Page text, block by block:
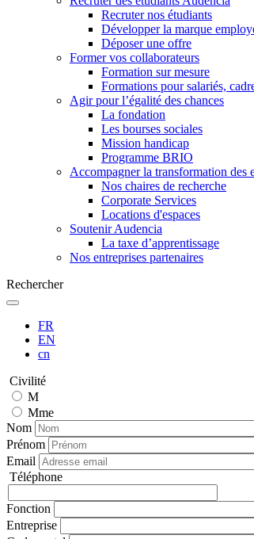
Recruter nos étudiants
Développer la marque
Déposer une offre
Former vos collaborateurs
Formation sur mesure
Formations pour salariés,
Agir pour l’égalité des chances
La fondation
Les bourses sociales
Mission handicap
Programme BRIO
Accompagner la transformation des
Nos chaires de recherche
Corporate Services
Locations d'espaces
Soutenir Audencia
La taxe d’apprentissage
Nos entreprises partenaires
Rechercher
FR
EN
cn
Civilité
M
Mme
Nom
Prénom
Email
Téléphone
Fonction
Entreprise